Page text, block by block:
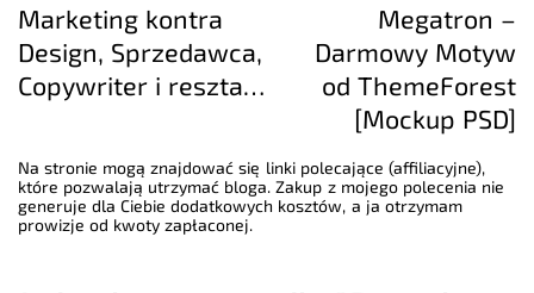
Marketing kontra
Design, Sprzedawca,
Copywriter i reszta…
Megatron –
Darmowy Motyw
od ThemeForest
[Mockup PSD]
Na stronie mogą znajdować się linki polecające (affiliacyjne),
które pozwalają utrzymać bloga. Zakup z mojego polecenia nie
generuje dla Ciebie dodatkowych kosztów, a ja otrzymam
prowizje od kwoty zapłaconej.